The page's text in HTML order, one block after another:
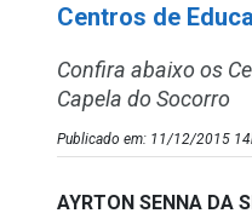
Centros de
Confira abaixo os
Capela do Socorro
Publicado em: 11/12/2015
AYRTON SENNA DA